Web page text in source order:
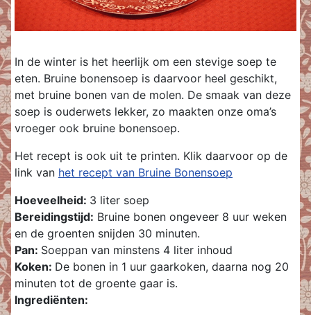
In de winter is het heerlijk om een stevige soep te
eten. Bruine bonensoep is daarvoor heel geschikt,
met bruine bonen van de molen. De smaak van deze
soep is ouderwets lekker, zo maakten onze oma’s
vroeger ook bruine bonensoep.
Het recept is ook uit te printen. Klik daarvoor op de
link van het recept van Bruine Bonensoep
Hoeveelheid: 3 liter soep
Bereidingstijd: Bruine bonen ongeveer 8 uur weken
en de groenten snijden 30 minuten.
Pan: Soeppan van minstens 4 liter inhoud
Koken: De bonen in 1 uur gaarkoken, daarna nog 20
minuten tot de groente gaar is.
Ingrediënten: